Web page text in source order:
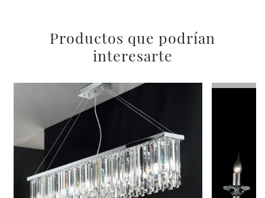
Productos que podrían
interesarte